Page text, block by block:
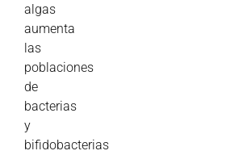
algas
aumenta
las
poblaciones
de
bacterias
y
bifidobacterias